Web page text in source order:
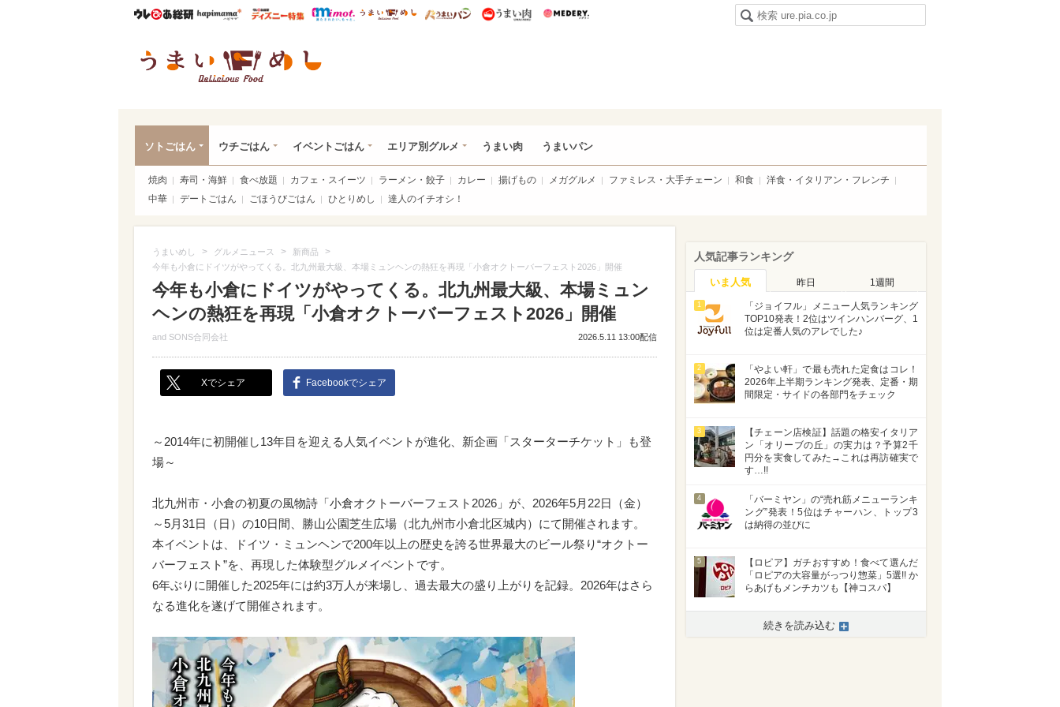
ウレぴあ総研ハピママ* ウレぴあ総研 ディズニー特集
mimot. うまいめし うまいパン うまい肉
ソトごはん ウチごはん イベントごはん エリア別グルメ うまい肉 うまいパン
焼肉 寿司・海鮮 食べ放題 カフェ・スイーツ ラーメン・餃子 カレー 揚げもの メガグルメ ファミレス・大手チェーン 和食
洋食・イタリアン・フレンチ
中華
デートごはん ごほうびごはん ひとりめし 達人のイチオシ！
うまいめし > グルメニュース > 新商品 >
今年も小倉にドイツがやってくる。北九州最大級、本場ミュンヘンの熱狂を再現「小倉オクトーバーフェスト2026」開催
今年も小倉にドイツがやってくる。北九州最大級、本場ミュン
ヘンの熱狂を再現「小倉オクトーバーフェスト2026」開催
and SONS合同会社 2026.5.11 13:00配信
Xでシェア Facebookでシェア
～2014年に初開催し13年目を迎える人気イベントが進化、新企画「スターターチケット」も登
場～
北九州市・小倉の初夏の風物詩「小倉オクトーバーフェスト2026」が、2026年5月22日（金）
～5月31日（日）の10日間、勝山公園芝生広場（北九州市小倉北区城内）にて開催されます。
本イベントは、ドイツ・ミュンヘンで200年以上の歴史を誇る世界最大のビール祭り“オクトー
バーフェスト”を、再現した体験型グルメイベントです。
6年ぶりに開催した2025年には約3万人が来場し、過去最大の盛り上がりを記録。2026年はさら
なる進化を遂げて開催されます。
人気記事ランキング
いま人気 昨日 1週間
1
「ジョイフル」メニュー人気ランキング
TOP10発表！2位はツインハンバーグ、1
位は定番人気のアレでした♪
2
「やよい軒」で最も売れた定食はコレ！
2026年上半期ランキング発表、定番・期
間限定・サイドの各部門をチェック
3
【チェーン店検証】話題の格安イタリア
ン「オリーブの丘」の実力は？予算2千
円分を実食してみた→これは再訪確実で
す…!!
4
「バーミヤン」の“売れ筋メニューランキ
ング”発表！5位はチャーハン、トップ3
は納得の並びに
5
【ロピア】ガチおすすめ！食べて選んだ
「ロピアの大容量がっつり惣菜」5選!! か
らあげもメンチカツも【神コスパ】
続きを読み込む